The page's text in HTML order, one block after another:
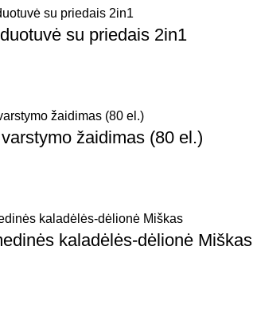
su priedais 2in1
žaidimas (80 el.)
kaladėlės-dėlionė Miškas